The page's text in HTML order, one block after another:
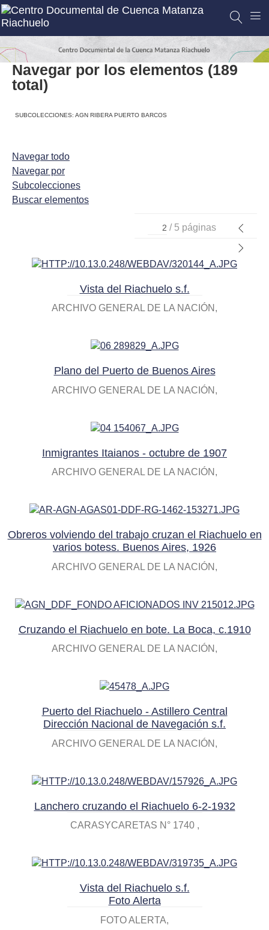
Navegar por los elementos (189
total)
SUBCOLECCIONES: AGN RIBERA PUERTO BARCOS
Navegar todo
Navegar por
Subcolecciones
Buscar elementos
/ 5 páginas
Vista del Riachuelo s.f.
ARCHIVO GENERAL DE LA NACIÓN
Plano del Puerto de Buenos Aires
ARCHIVO GENERAL DE LA NACIÓN
Inmigrantes Itaianos - octubre de 1907
ARCHIVO GENERAL DE LA NACIÓN
Obreros volviendo del trabajo cruzan el Riachuelo en
varios botess. Buenos Aires, 1926
ARCHIVO GENERAL DE LA NACIÓN
Cruzando el Riachuelo en bote. La Boca, c.1910
ARCHIVO GENERAL DE LA NACIÓN
Puerto del Riachuelo - Astillero Central
Dirección Nacional de Navegación s.f.
ARCHIVO GENERAL DE LA NACIÓN
Lanchero cruzando el Riachuelo 6-2-1932
CARASYCARETAS N° 1740
Vista del Riachuelo s.f.
Foto Alerta
FOTO ALERTA